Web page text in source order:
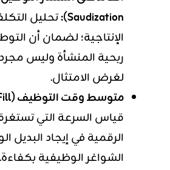
Saudization): تحليل
الإنتاجية؛ لضمان أن
ربحية المنشأة وليس
لغرض الامتثال.
متوسط وقت التوظيف (Time-to-Fill):
قياس السرعة التي
الرقمية في إيجاد البديل
الشواغر الوظيفية بكفاءة.